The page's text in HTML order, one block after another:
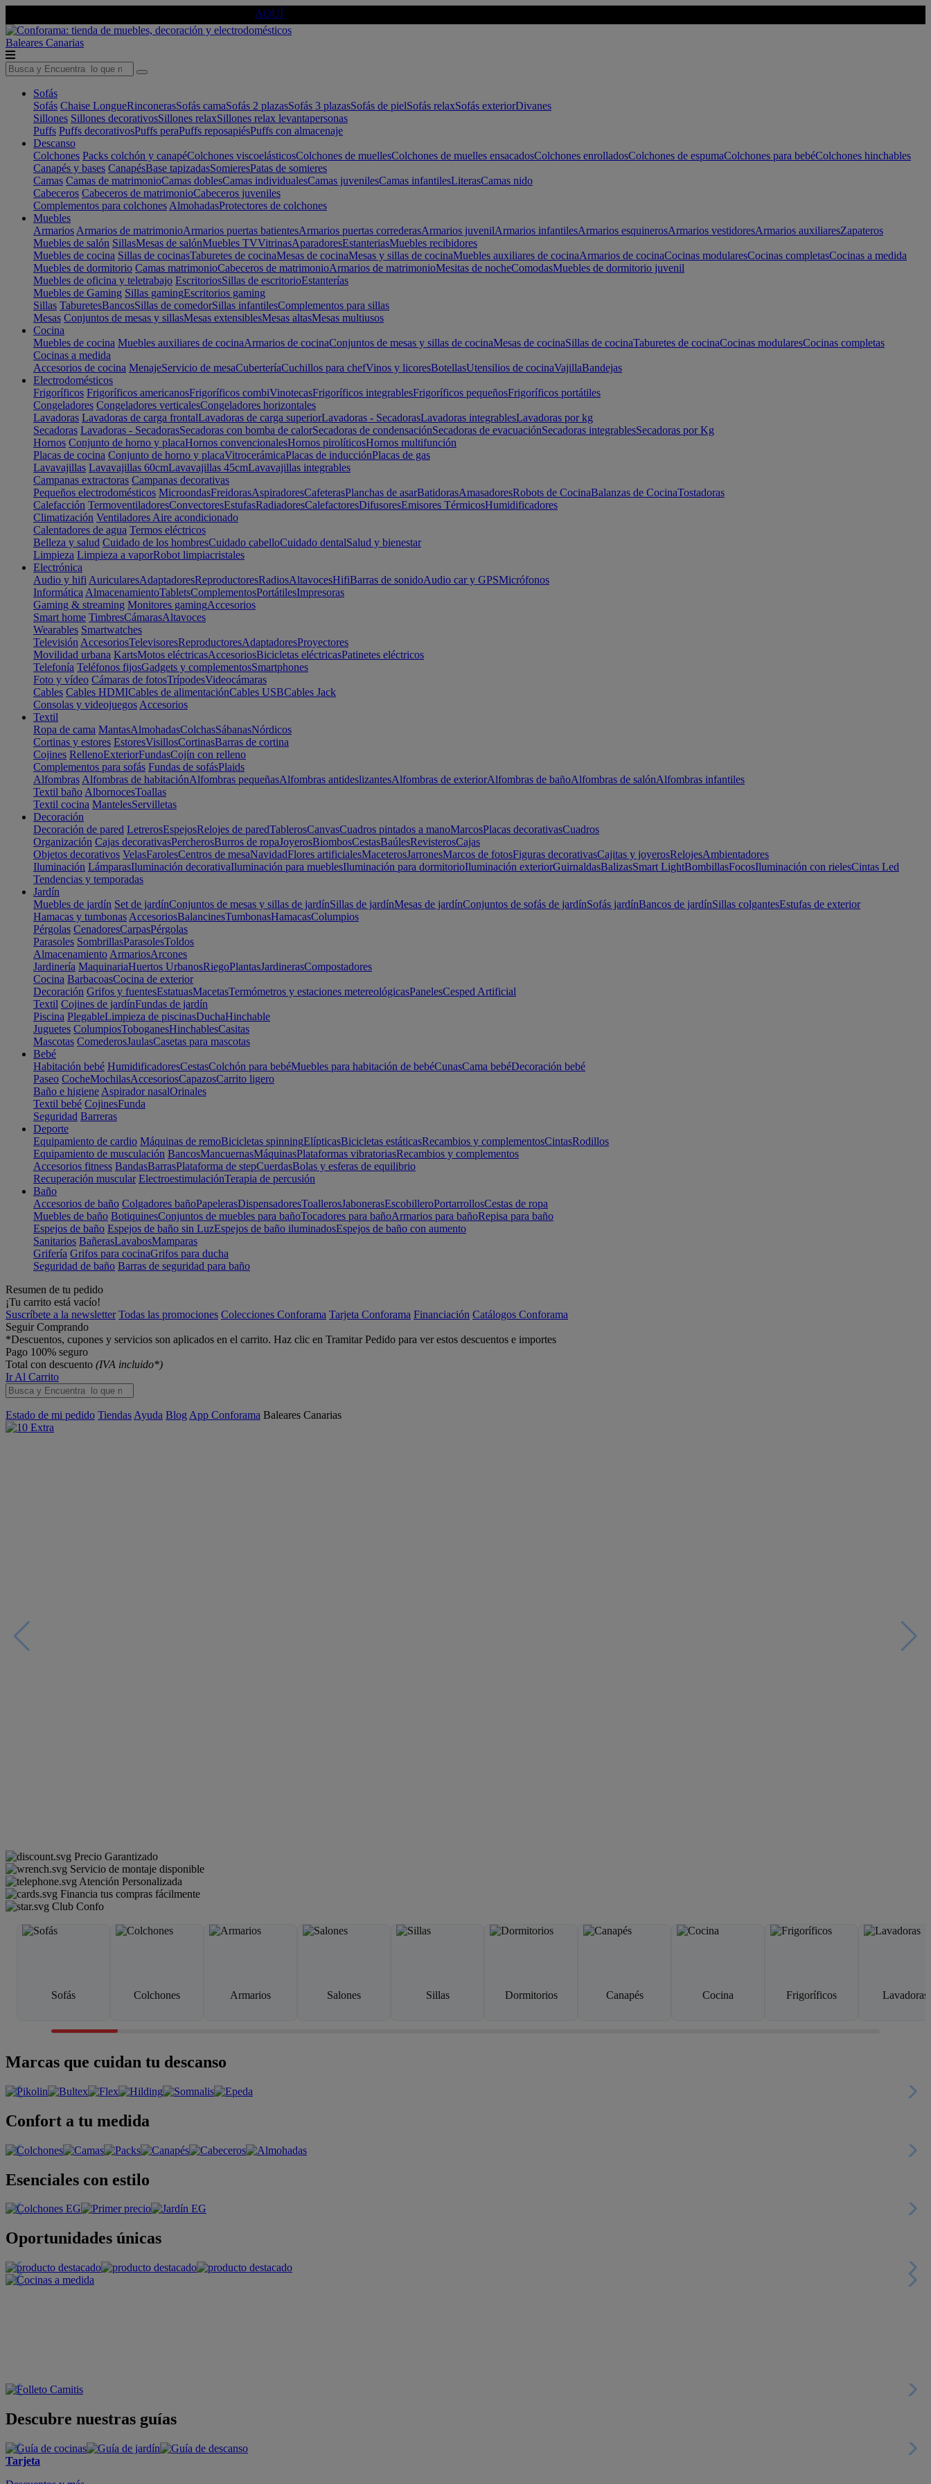
AQUÍ
Baleares Canarias
Sofás
Sofás Chaise LongueRinconerasSofás camaSofás 2 plazasSofás 3 plazasSofás de pielSofás relaxSofás exteriorDivanes
Sillones Sillones decorativosSillones relaxSillones relax levantapersonas
Puffs Puffs decorativosPuffs peraPuffs reposapiésPuffs con almacenaje
Descanso
Colchones Packs colchón y canapéColchones viscoelásticosColchones de muellesColchones de muelles ensacadosColchones enrolladosColchones de espumaColchones para bebéColchones hinchables
Canapés y bases CanapésBase tapizadasSomieresPatas de somieres
Camas Camas de matrimonioCamas doblesCamas individualesCamas juvenilesCamas infantilesLiterasCamas nido
Cabeceros Cabeceros de matrimonioCabeceros juveniles
Complementos para colchones AlmohadasProtectores de colchones
Muebles
Armarios Armarios de matrimonioArmarios puertas batientesArmarios puertas correderasArmarios juvenilArmarios infantilesArmarios esquinerosArmarios vestidoresArmarios auxiliaresZapateros
Muebles de salón SillasMesas de salónMuebles TVVitrinasAparadoresEstanteriasMuebles recibidores
Muebles de cocina Sillas de cocinasTaburetes de cocinaMesas de cocinaMesas y sillas de cocinaMuebles auxiliares de cocinaArmarios de cocinaCocinas modularesCocinas completasCocinas a medida
Muebles de dormitorio Camas matrimonioCabeceros de matrimonioArmarios de matrimonioMesitas de nocheComodasMuebles de dormitorio juvenil
Muebles de oficina y teletrabajo EscritoriosSillas de escritorioEstanterías
Muebles de Gaming Sillas gamingEscritorios gaming
Sillas TaburetesBancosSillas de comedorSillas infantilesComplementos para sillas
Mesas Conjuntos de mesas y sillasMesas extensiblesMesas altasMesas multiusos
Cocina
Muebles de cocina Muebles auxiliares de cocinaArmarios de cocinaConjuntos de mesas y sillas de cocinaMesas de cocinaSillas de cocinaTaburetes de cocinaCocinas modularesCocinas completas
Cocinas a medida
Accesorios de cocina MenajeServicio de mesaCuberteríaCuchillos para chefVinos y licoresBotellasUtensilios de cocinaVajillaBandejas
Electrodomésticos
Frigoríficos Frigoríficos americanosFrigoríficos combiVinotecasFrigoríficos integrablesFrigoríficos pequeñosFrigoríficos portátiles
Congeladores Congeladores verticalesCongeladores horizontales
Lavadoras Lavadoras de carga frontalLavadoras de carga superiorLavadoras - SecadorasLavadoras integrablesLavadoras por kg
Secadoras Lavadoras - SecadorasSecadoras con bomba de calorSecadoras de condensaciónSecadoras de evacuaciónSecadoras integrablesSecadoras por Kg
Hornos Conjunto de horno y placaHornos convencionalesHornos pirolíticosHornos multifunción
Placas de cocina Conjunto de horno y placaVitrocerámicaPlacas de inducciónPlacas de gas
Lavavajillas Lavavajillas 60cmLavavajillas 45cmLavavajillas integrables
Campanas extractoras Campanas decorativas
Pequeños electrodomésticos MicroondasFreidorasAspiradoresCafeterasPlanchas de asarBatidorasAmasadoresRobots de CocinaBalanzas de CocinaTostadoras
Calefacción TermoventiladoresConvectoresEstufasRadiadoresCalefactoresDifusoresEmisores TérmicosHumidificadores
Climatización Ventiladores Aire acondicionado
Calentadores de agua Termos eléctricos
Belleza y salud Cuidado de los hombresCuidado cabelloCuidado dentalSalud y bienestar
Limpieza Limpieza a vaporRobot limpiacristales
Electrónica
Audio y hifi AuricularesAdaptadoresReproductoresRadiosAltavocesHifiBarras de sonidoAudio car y GPSMicrófonos
Informática AlmacenamientoTabletsComplementosPortátilesImpresoras
Gaming & streaming Monitores gamingAccesorios
Smart home TimbresCámarasAltavoces
Wearables Smartwatches
Televisión AccesoriosTelevisoresReproductoresAdaptadoresProyectores
Movilidad urbana KartsMotos eléctricasAccesoriosBicicletas eléctricasPatinetes eléctricos
Telefonía Teléfonos fijosGadgets y complementosSmartphones
Foto y vídeo Cámaras de fotosTrípodesVideocámaras
Cables Cables HDMICables de alimentaciónCables USBCables Jack
Consolas y videojuegos Accesorios
Textil
Ropa de cama MantasAlmohadasColchasSábanasNórdicos
Cortinas y estores EstoresVisillosCortinasBarras de cortina
Cojines RellenoExteriorFundasCojín con relleno
Complementos para sofás Fundas de sofásPlaids
Alfombras Alfombras de habitaciónAlfombras pequeñasAlfombras antideslizantesAlfombras de exteriorAlfombras de bañoAlfombras de salónAlfombras infantiles
Textil baño AlbornocesToallas
Textil cocina MantelesServilletas
Decoración
Decoración de pared LetrerosEspejosRelojes de paredTablerosCanvasCuadros pintados a manoMarcosPlacas decorativasCuadros
Organización Cajas decorativasPercherosBurros de ropaJoyerosBiombosCestasBaúlesRevisterosCajas
Objetos decorativos VelasFarolesCentros de mesaNavidadFlores artificialesMaceterosJarronesMarcos de fotosFiguras decorativasCajitas y joyerosRelojesAmbientadores
Iluminación LámparasIluminación decorativaIluminación para mueblesIluminación para dormitorioIluminación exteriorGuirnaldasBalizasSmart LightBombillasFocosIluminación con rielesCintas Led
Tendencias y temporadas
Jardín
Muebles de jardín Set de jardínConjuntos de mesas y sillas de jardínSillas de jardínMesas de jardínConjuntos de sofás de jardínSofás jardínBancos de jardínSillas colgantesEstufas de exterior
Hamacas y tumbonas AccesoriosBalancinesTumbonasHamacasColumpios
Pérgolas CenadoresCarpasPérgolas
Parasoles SombrillasParasolesToldos
Almacenamiento ArmariosArcones
Jardinería MaquinariaHuertos UrbanosRiegoPlantasJardinerasCompostadores
Cocina BarbacoasCocina de exterior
Decoración Grifos y fuentesEstatuasMacetasTermómetros y estaciones metereológicasPanelesCesped Artificial
Textil Cojines de jardínFundas de jardín
Piscina PlegableLimpieza de piscinasDuchaHinchable
Juguetes ColumpiosToboganesHinchablesCasitas
Mascotas ComederosJaulasCasetas para mascotas
Bebé
Habitación bebé HumidificadoresCestasColchón para bebéMuebles para habitación de bebéCunasCama bebéDecoración bebé
Paseo CocheMochilasAccesoriosCapazosCarrito ligero
Baño e higiene Aspirador nasalOrinales
Textil bebé CojinesFunda
Seguridad Barreras
Deporte
Equipamiento de cardio Máquinas de remoBicicletas spinningElípticasBicicletas estáticasRecambios y complementosCintasRodillos
Equipamiento de musculación BancosMancuernasMáquinasPlataformas vibratoriasRecambios y complementos
Accesorios fitness BandasBarrasPlataforma de stepCuerdasBolas y esferas de equilibrio
Recuperación muscular ElectroestimulaciónTerapia de percusión
Baño
Accesorios de baño Colgadores bañoPapelerasDispensadoresToallerosJabonerasEscobilleroPortarrollosCestas de ropa
Muebles de baño BotiquinesConjuntos de muebles para bañoTocadores para bañoArmarios para bañoRepisa para baño
Espejos de baño Espejos de baño sin LuzEspejos de baño iluminadosEspejos de baño con aumento
Sanitarios BañerasLavabosMamparas
Grifería Grifos para cocinaGrifos para ducha
Seguridad de baño Barras de seguridad para baño
Resumen de tu pedido
¡Tu carrito está vacío!
Suscríbete a la newsletter Todas las promociones Colecciones Conforama Tarjeta Conforama Financiación Catálogos Conforama
Seguir Comprando
*Descuentos, cupones y servicios son aplicados en el carrito. Haz clic en Tramitar Pedido para ver estos descuentos e importes
Pago 100% seguro
Total con descuento (IVA incluido*)
Ir Al Carrito
Estado de mi pedido Tiendas Ayuda Blog App Conforama Baleares Canarias
Precio Garantizado
Servicio de montaje disponible
Atención Personalizada
Financia tus compras fácilmente
Club Confo
Sofás Colchones Armarios Salones Sillas Dormitorios Canapés Cocina Frigoríficos Lavadoras
Marcas que cuidan tu descanso
Confort a tu medida
Esenciales con estilo
Oportunidades únicas
Descubre nuestras guías
Tarjeta